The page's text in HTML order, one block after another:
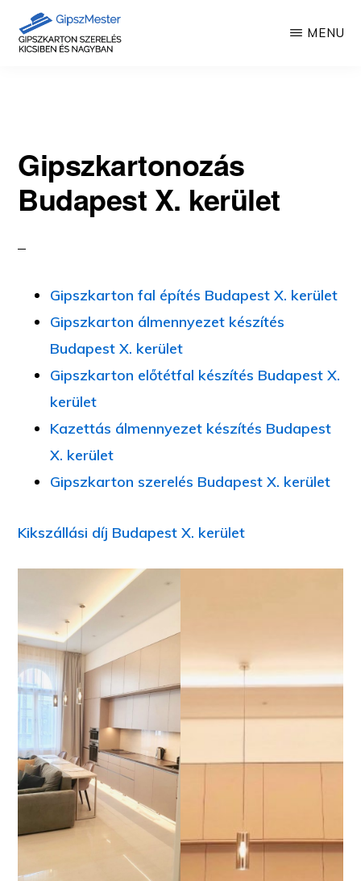
MENU
Gipszkartonozás
Budapest X. kerület
Gipszkarton fal építés Budapest X. kerület
Gipszkarton álmennyezet készítés
Budapest X. kerület
Gipszkarton előtétfal készítés Budapest X.
kerület
Kazettás álmennyezet készítés Budapest
X. kerület
Gipszkarton szerelés Budapest X. kerület
Kikszállási díj Budapest X. kerület